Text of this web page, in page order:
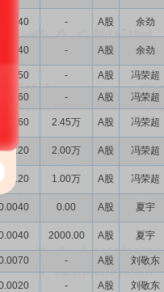
0.0040 - A股 余劲
0.0040 - A股 余劲
0.0250 - A股 冯荣超
0.0060 - A股 冯荣超
0.0060 2.45万 A股 冯荣超
2.00万 A股 冯荣超
0.0120 1.00万 A股 冯荣超
0.00 A股 夏宇
2000.00 A股 夏宇
- A股 刘敬东
- A股 刘敬东